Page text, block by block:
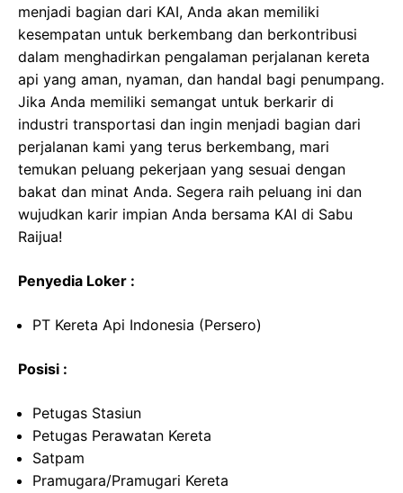
menjadi bagian dari KAI, Anda akan memiliki
kesempatan untuk berkembang dan berkontribusi
dalam menghadirkan pengalaman perjalanan kereta
api yang aman, nyaman, dan handal bagi penumpang.
Jika Anda memiliki semangat untuk berkarir di
industri transportasi dan ingin menjadi bagian dari
perjalanan kami yang terus berkembang, mari
temukan peluang pekerjaan yang sesuai dengan
bakat dan minat Anda. Segera raih peluang ini dan
wujudkan karir impian Anda bersama KAI di Sabu
Raijua!
Penyedia Loker :
PT Kereta Api Indonesia (Persero)
Posisi :
Petugas Stasiun
Petugas Perawatan Kereta
Satpam
Pramugara/Pramugari Kereta